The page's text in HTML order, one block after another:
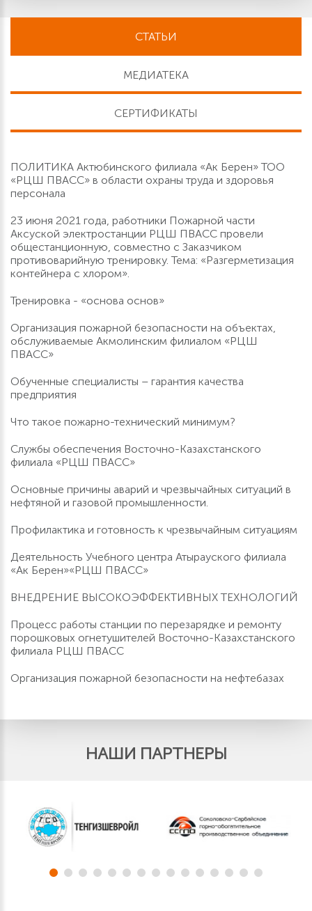
СТАТЬИ
МЕДИАТЕКА
СЕРТИФИКАТЫ
ПОЛИТИКА Актюбинского филиала «Ак Берен» ТОО
«РЦШ ПВАСС» в области охраны труда и здоровья
персонала
23 июня 2021 года, работники Пожарной части
Аксуской электростанции РЦШ ПВАСС провели
общестанционную, совместно с Заказчиком
противоварийную тренировку. Тема: «Разгерметизация
контейнера с хлором».
Тренировка - «основа основ»
Организация пожарной безопасности на объектах,
обслуживаемые Акмолинским филиалом «РЦШ
ПВАСС»
Обученные специалисты – гарантия качества
предприятия
Что такое пожарно-технический минимум?
Службы обеспечения Восточно-Казахстанского
филиала «РЦШ ПВАСС»
Основные причины аварий и чрезвычайных ситуаций в
нефтяной и газовой промышленности.
Профилактика и готовность к чрезвычайным ситуациям
Деятельность Учебного центра Атырауского филиала
«Ак Берен»«РЦШ ПВАСС»
ВНЕДРЕНИЕ ВЫСОКОЭФФЕКТИВНЫХ ТЕХНОЛОГИЙ
Процесс работы станции по перезарядке и ремонту
порошковых огнетушителей Восточно-Казахстанского
филиала РЦШ ПВАСС
Организация пожарной безопасности на нефтебазах
НАШИ ПАРТНЕРЫ